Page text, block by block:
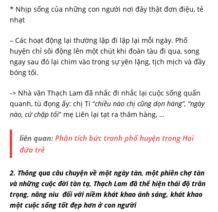
* Nhịp sống của những con người nơi đây thật đơn điệu, tẻ
nhạt
– Các hoạt động lại thường lặp đi lặp lại mỗi ngày. Phố
huyện chỉ sôi động lên một chút khi đoàn tàu đi qua, song
ngay sau đó lại chìm vào trong sự yên lặng, tịch mịch và đầy
bóng tối.
-> Nhà văn Thạch Lam đã nhắc đi nhắc lại cuộc sống quẩn
quanh, tù đọng ấy: chị Tí “chiều nào chị cũng dọn hàng”, “ngày
nào, cứ chập tối” mẹ Liên lại tạt ra thăm hàng, …
liên quan: Phân tích bức tranh phố huyện trong Hai
đứa trẻ
2. Thông qua câu chuyện về một ngày tàn, một phiên chợ tàn
và những cuộc đời tàn tạ, Thạch Lam đã thể hiện thái độ trân
trọng, nâng niu đối với niềm khát khao ánh sáng, khát khao
một cuộc sống tốt đẹp hơn ở con người